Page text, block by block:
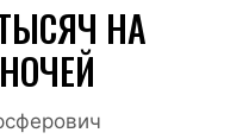
НА